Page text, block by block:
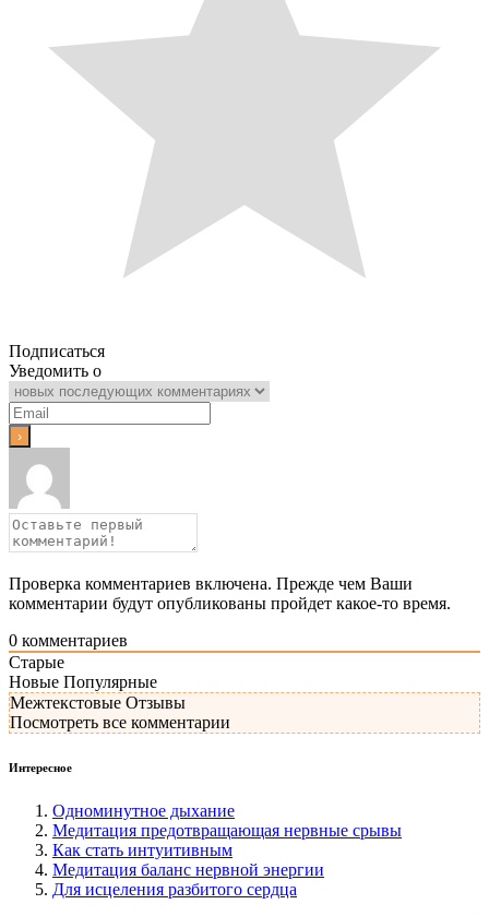
Подписаться
Уведомить о
Проверка комментариев включена. Прежде чем Ваши
комментарии будут опубликованы пройдет какое-то время.
0 комментариев
Старые
Новые Популярные
Межтекстовые Отзывы
Посмотреть все комментарии
Интересное
Одноминутное дыхание
Медитация предотвращающая нервные срывы
Как стать интуитивным
Медитация баланс нервной энергии
Для исцеления разбитого сердца